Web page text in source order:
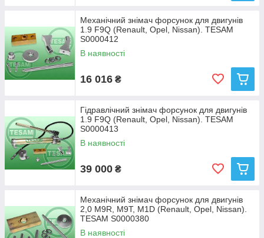
Механічний знімач форсунок для двигунів
1.9 F9Q (Renault, Opel, Nissan). TESAM
S0000412
В наявності
16 016 ₴
Гідравлічний знімач форсунок для двигунів
1.9 F9Q (Renault, Opel, Nissan). TESAM
S0000413
В наявності
39 000 ₴
Механічний знімач форсунок для двигунів
2,0 M9R, М9T, M1D (Renault, Opel, Nissan).
TESAM S0000380
В наявності